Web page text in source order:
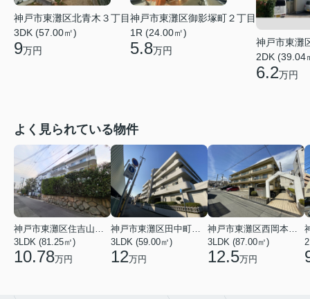
神戸市東灘区北青木３丁目
3DK (57.00㎡)
9万円
神戸市東灘区御影塚町２丁目
1R (24.00㎡)
5.8万円
神戸市東灘
2DK (39.04
6.2万円
よく見られている物件
神戸市東灘区住吉山手４丁目
3LDK (81.25㎡)
10.78万円
神戸市東灘区田中町３丁目
3LDK (59.00㎡)
12万円
神戸市東灘区西岡本３丁目
3LDK (87.00㎡)
12.5万円